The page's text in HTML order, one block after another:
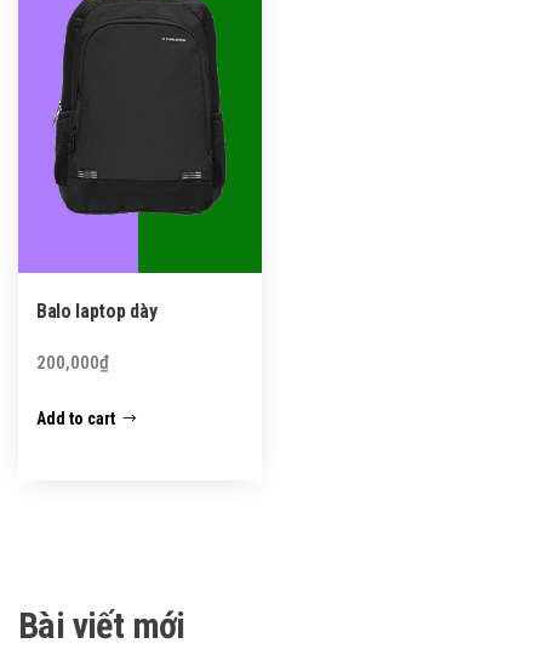
Balo laptop dày
200,000₫
Add to cart
Bài viết mới